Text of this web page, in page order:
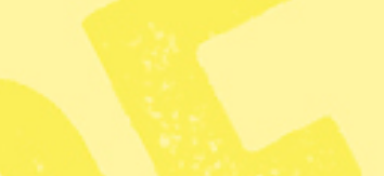
överblick av hur
Fokus i uppdraget
prisutvecklingen i